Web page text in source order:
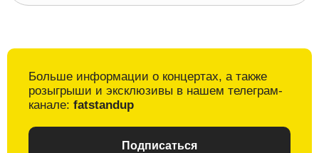
Больше информации о концертах, а также
розыгрыши и эксклюзивы в нашем телеграм-
канале: fatstandup
Подписаться